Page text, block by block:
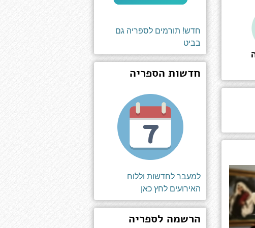
חדש! תורמים לספריה גם
בביט
חדשות הספריה
למעבר לחדשות וללוח
האירועים לחץ כאן
הרשמה לספריה